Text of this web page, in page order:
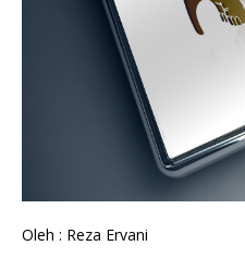
Oleh : Reza Ervani